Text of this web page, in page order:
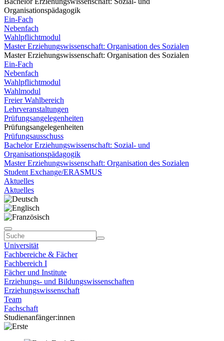
Organisationspädagogik
Ein-Fach
Nebenfach
Wahlpflichtmodul
Master Erziehungswissenschaft: Organisation des Sozialen
Master Erziehungswissenschaft: Organisation des Sozialen
Ein-Fach
Nebenfach
Wahlpflichtmodul
Wahlmodul
Freier Wahlbereich
Lehrveranstaltungen
Prüfungsangelegenheiten
Prüfungsangelegenheiten
Prüfungsausschuss
Bachelor Erziehungswissenschaft: Sozial- und
Organisationspädagogik
Master Erziehungswissenschaft: Organisation des Sozialen
Student Exchange/ERASMUS
Aktuelles
Aktuelles
Universität
Fachbereiche & Fächer
Fachbereich I
Fächer und Institute
Erziehungs- und Bildungswissenschaften
Erziehungswissenschaft
Team
Fachschaft
Studienanfänger:innen